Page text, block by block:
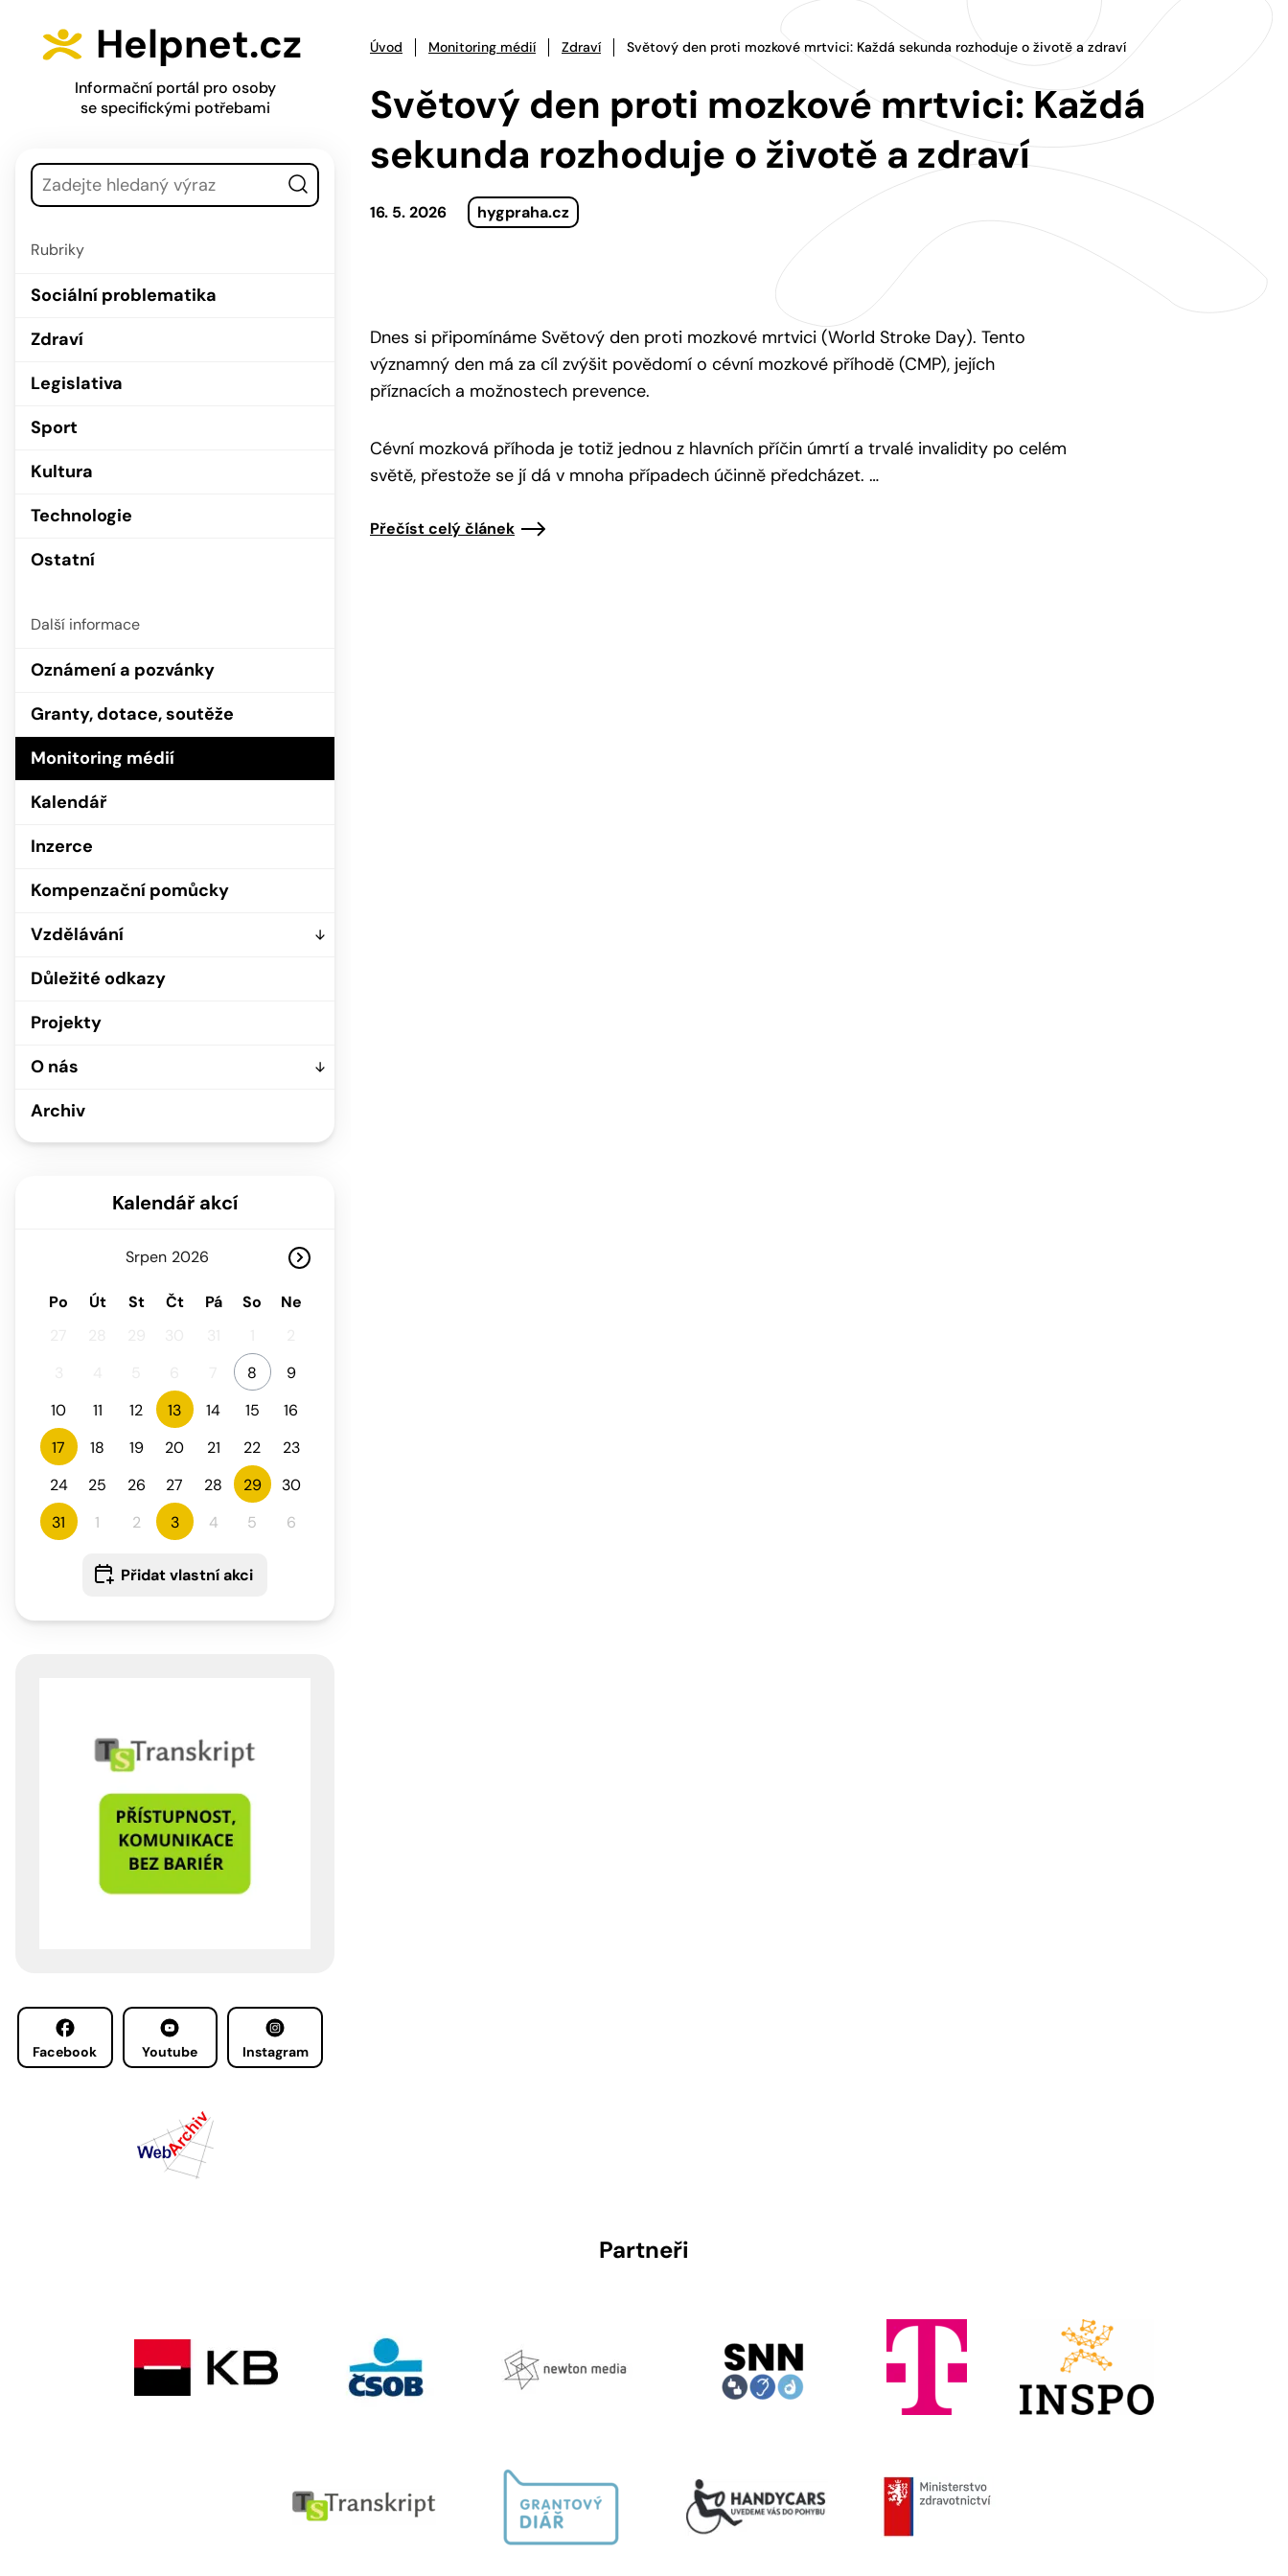
Helpnet.cz
Informační portál pro osoby
se specifickými potřebami
Rubriky
Sociální problematika
Zdraví
Legislativa
Sport
Kultura
Technologie
Ostatní
Další informace
Oznámení a pozvánky
Granty, dotace, soutěže
Monitoring médií
Kalendář
Inzerce
Kompenzační pomůcky
Vzdělávání
Důležité odkazy
Projekty
O nás
Archiv
Kalendář akcí
Srpen
Po Út St Čt Pá So
Ne
8
9
10
11 12 13 14 15
16
17
18 19 20 21 22
23
24
25 26 27 28 29
30
31
1 2 3 4 5 6
Přidat vlastní akci
Facebook Youtube Instagram
Úvod Monitoring médií Zdraví Světový den proti mozkové mrtvici: Každá sekunda rozhoduje o životě a zdraví
Světový den proti mozkové mrtvici: Každá
sekunda rozhoduje o životě a zdraví
16. 5. 2026 hygpraha.cz
Dnes si připomínáme Světový den proti mozkové mrtvici (World Stroke Day). Tento
významný den má za cíl zvýšit povědomí o cévní mozkové příhodě (CMP), jejích
příznacích a možnostech prevence.
Cévní mozková příhoda je totiž jednou z hlavních příčin úmrtí a trvalé invalidity po celém
světě, přestože se jí dá v mnoha případech účinně předcházet. …
Přečíst celý článek
Partneři